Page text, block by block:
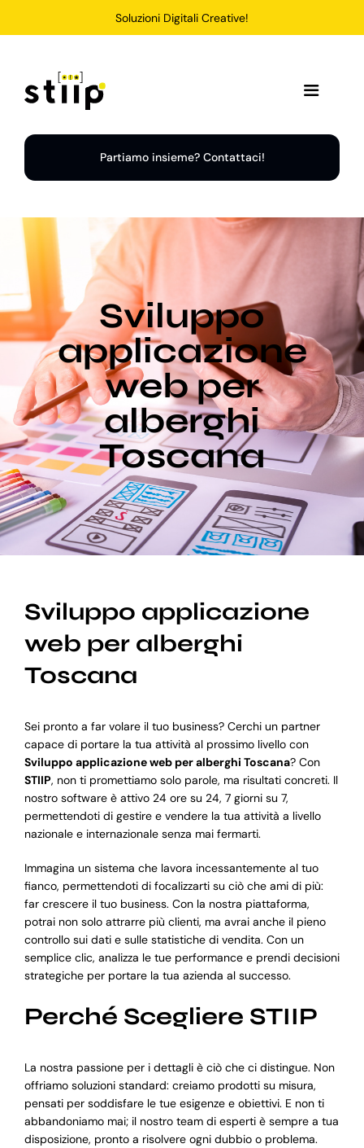
Soluzioni Digitali Creative!
Toggle
Home
Soluzioni
Chi Siamo
Portfolio
Blog
Supporto
Partiamo insieme? Contattaci!
Sviluppo
applicazione
web per
alberghi
Toscana
Sviluppo applicazione
web per alberghi
Toscana
Sei pronto a far volare il tuo business? Cerchi un partner
capace di portare la tua attività al prossimo livello con
Sviluppo applicazione web per alberghi Toscana? Con
STIIP, non ti promettiamo solo parole, ma risultati concreti. Il
nostro software è attivo 24 ore su 24, 7 giorni su 7,
permettendoti di gestire e vendere la tua attività a livello
nazionale e internazionale senza mai fermarti.
Immagina un sistema che lavora incessantemente al tuo
fianco, permettendoti di focalizzarti su ciò che ami di più:
far crescere il tuo business. Con la nostra piattaforma,
potrai non solo attrarre più clienti, ma avrai anche il pieno
controllo sui dati e sulle statistiche di vendita. Con un
semplice clic, analizza le tue performance e prendi decisioni
strategiche per portare la tua azienda al successo.
Perché Scegliere STIIP
La nostra passione per i dettagli è ciò che ci distingue. Non
offriamo soluzioni standard: creiamo prodotti su misura,
pensati per soddisfare le tue esigenze e obiettivi. E non ti
abbandoniamo mai; il nostro team di esperti è sempre a tua
disposizione, pronto a risolvere ogni dubbio o problema.